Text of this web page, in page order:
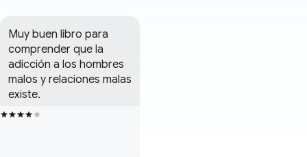
Muy buen libro para
comprender que la
adicción a los hombres
malos y relaciones malas
existe.